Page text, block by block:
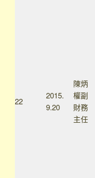
22
2015.
9.20
陳炳
權副
財務
主任